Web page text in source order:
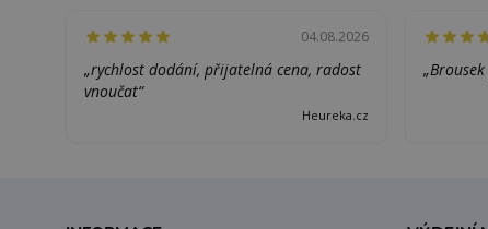
04.08.2026
„rychlost dodání, přijatelná cena, radost
vnoučat“
Heureka.cz